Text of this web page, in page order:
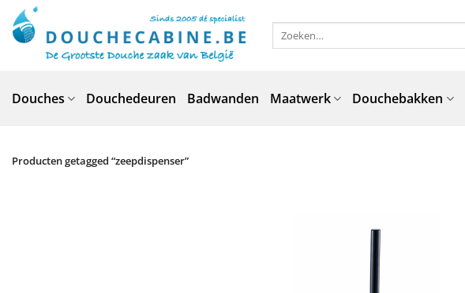
naar
inhoud
Zoeken
Douches Douchedeuren Badwanden Maatwerk Douchebakken
Producten getagged “zeepdispenser”